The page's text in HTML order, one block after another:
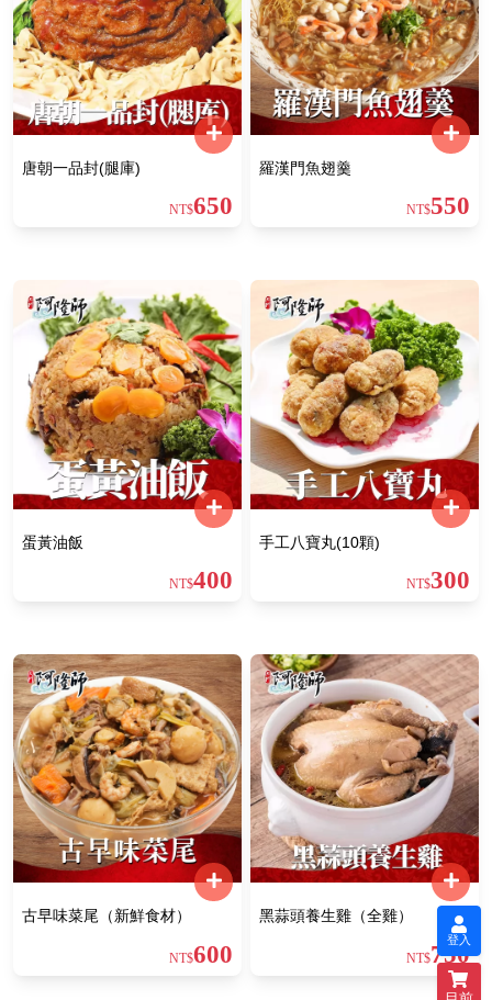
唐朝一品封(腿庫)
NT$650
羅漢門魚翅羹
NT$550
蛋黃油飯
NT$400
手工八寶丸(10顆)
NT$300
古早味菜尾（新鮮食材）
NT$600
黑蒜頭養生雞（全雞）
NT$750
登入